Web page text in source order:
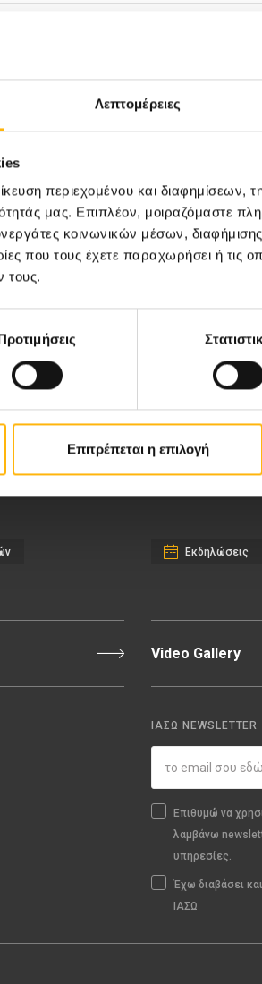
Λεπτομέρειες
περιεχομένου και διαφημίσεων,
μας. Επιπλέον, μοιραζόμαστε
κοινωνικών μέσων,
που τους έχετε παραχωρήσει ή τις
τους.
Επιτρέπεται η επιλογή
Κλινική Διακρίσεις & Βραβεία
Medical Directory
Τιμοκατάλογος
Εκδηλώσεις
Video Gallery
ΙΑΣΩ NEWSLETTER
Επιθυμώ να
λαμβάνω
υπηρεσίες.
Έχω διαβάσει
ΙΑΣΩ